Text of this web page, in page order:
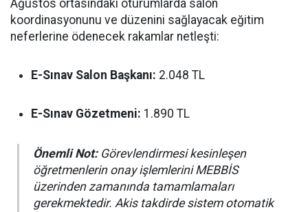
Ağustos ortasındaki oturumlarda salon
koordinasyonunu ve düzenini sağlayacak eğitim
neferlerine ödenecek rakamlar netleşti:
E-Sınav Salon Başkanı: 2.048 TL
E-Sınav Gözetmeni: 1.890 TL
Önemli Not:Görevlendirmesi kesinleşen
öğretmenlerin onay işlemlerini MEBBİS
üzerinden zamanında tamamlamaları
gerekmektedir. Akis takdirde sistem otomatik